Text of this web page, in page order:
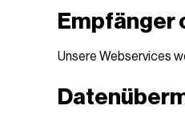
Empfänger
Unsere Webservices